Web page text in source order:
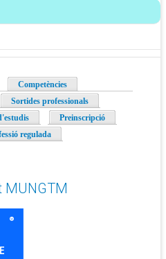
Competències
Sortides professionals
Preinscripció
regulada
MUNGTM